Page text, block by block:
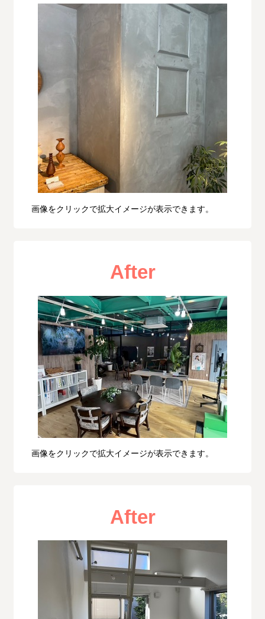
画像をクリックで拡大イメージが表示できます。
After
画像をクリックで拡大イメージが表示できます。
After